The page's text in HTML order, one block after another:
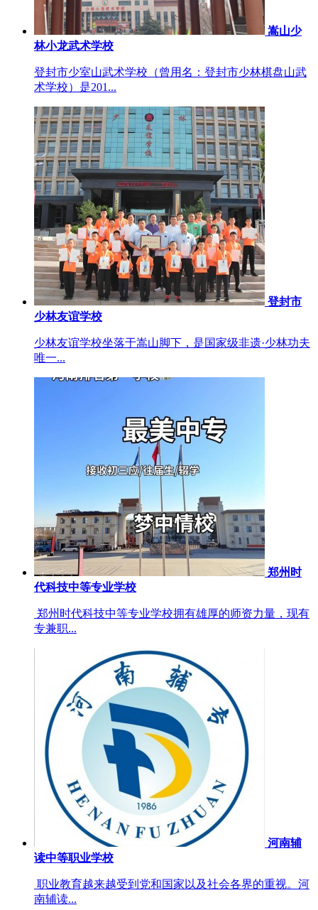
嵩山少
林小龙武术学校
登封市少室山武术学校（曾用名：登封市少林棋盘山武
术学校）是201...
登封市
少林友谊学校
少林友谊学校坐落于嵩山脚下，是国家级非遗·少林功夫
唯一...
郑州时
代科技中等专业学校
郑州时代科技中等专业学校拥有雄厚的师资力量，现有
专兼职...
河南辅
读中等职业学校
职业教育越来越受到党和国家以及社会各界的重视。河
南辅读...